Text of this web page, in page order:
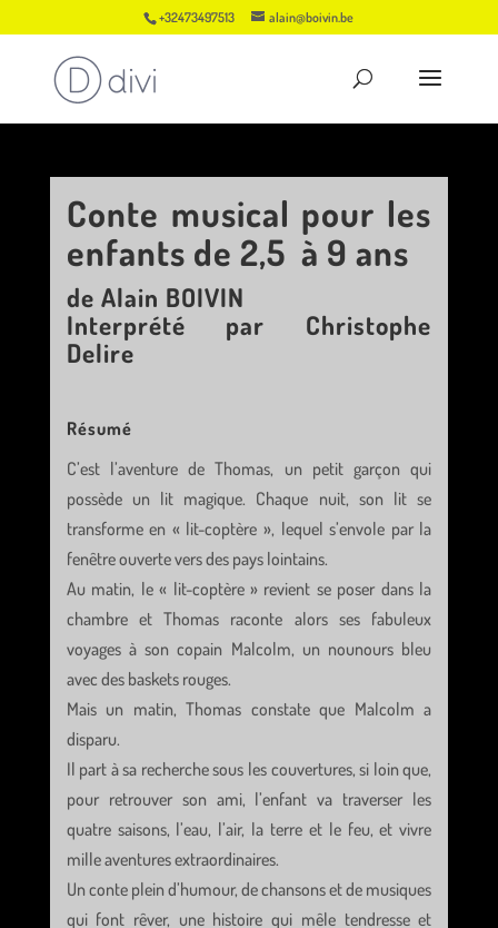
+32473497513 alain@boivin.be
Conte musical pour les
enfants de 2,5 à 9 ans
de Alain BOIVIN
Interprété par Christophe
Delire
Résumé
C’est l’aventure de Thomas, un petit garçon qui
possède un lit magique. Chaque nuit, son lit se
transforme en « lit-coptère », lequel s’envole par la
fenêtre ouverte vers des pays lointains.
Au matin, le « lit-coptère » revient se poser dans la
chambre et Thomas raconte alors ses fabuleux
voyages à son copain Malcolm, un nounours bleu
avec des baskets rouges.
Mais un matin, Thomas constate que Malcolm a
disparu.
Il part à sa recherche sous les couvertures, si loin que,
pour retrouver son ami, l’enfant va traverser les
quatre saisons, l’eau, l’air, la terre et le feu, et vivre
mille aventures extraordinaires.
Un conte plein d’humour, de chansons et de musiques
qui font rêver, une histoire qui mêle tendresse et